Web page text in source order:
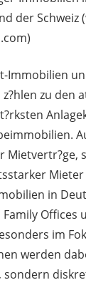
der Schweiz
Immobilien
zu den
Mietvertr?ge,
in
Family
im
werden
sondern